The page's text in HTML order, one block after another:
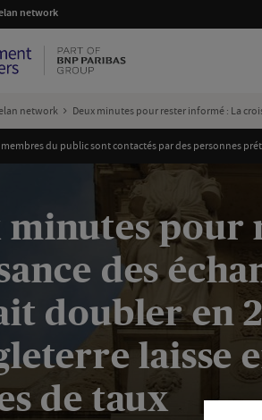
network
network Deux minutes pour rester informé : La
du public sont contactés par des personnes
minutes pour
des
doubler en
laisse
de taux